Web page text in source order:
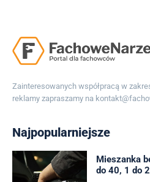
Zainteresowanych współpracą w
reklamy zapraszamy na
Najpopularniejsze
Mieszanka
do 40, 1 do